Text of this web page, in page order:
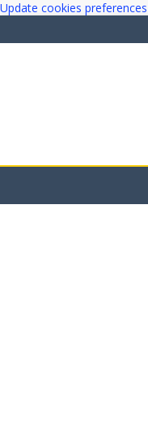
Update cookies preferences